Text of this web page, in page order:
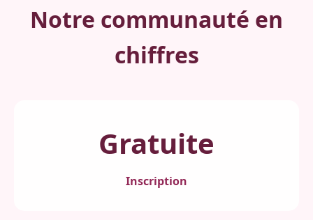
Notre communauté en
chiffres
Gratuite
Inscription